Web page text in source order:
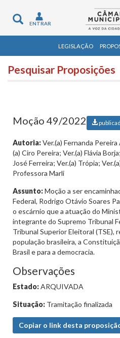
Toggle
navigation
ENTRAR
LEGISLAÇÃO
Pesquisar Proposições
Moção 49/2022
Autoria:Ver.(a) Fernanda
(a) Ciro Pereira; Ver.(a) Flávia
José Ferreira; Ver.(a) Trópia;
Professora Marli
Assunto:Moção a ser
Federal, Rodrigo Otávio Soares
o escárnio que a atuação do
integrante do Supremo Tribunal
Tribunal Superior Eleitoral (TSE),
população brasileira, a
Brasil e para a democracia.
Observações
Estado:ARQUIVADA
Situação: Tramitação finalizada
Copiar o link desta